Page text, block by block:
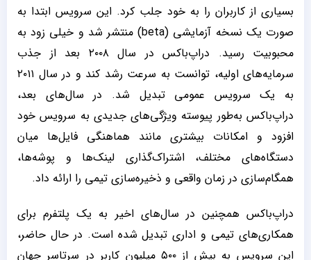
بسیاری از کاربران را به خود جلب کرد. این سرویس ابتدا به
صورت یک نسخه آزمایشی (beta) منتشر شد و خیلی زود به
محبوبیت رسید. دراپ‌باکس در سال ۲۰۰۸ بعد از جذب
سرمایه‌های اولیه، توانست به سرعت رشد کند و در سال ۲۰۱۱
به یک سرویس عمومی تبدیل شد. در سال‌های بعد،
دراپ‌باکس به‌طور پیوسته ویژگی‌های جدیدی به سرویس خود
افزود و امکانات بیشتری مانند هماهنگی فایل‌ها میان
دستگاه‌های مختلف، اشتراک‌گذاری لینک‌ها و پوشه‌ها،
همگام‌سازی در زمان واقعی و ذخیره‌سازی تیمی را ارائه داد.
دراپ‌باکس همچنین در سال‌های اخیر به یک پلتفرم برای
همکاری‌های تیمی و اداری تبدیل شده است. در حال حاضر،
این سرویس به بیش از ۵۰۰ میلیون کاربر در سرتاسر جهان